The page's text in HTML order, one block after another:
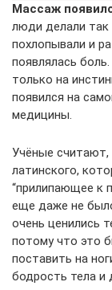
Массаж
люди делали
похлопывали и
появлялась
только на
появился на
медицины.
Учёные считают,
латинского,
“прилипающее к
еще даже не
очень ценились
потому что это
поставить на
бодрость тела и